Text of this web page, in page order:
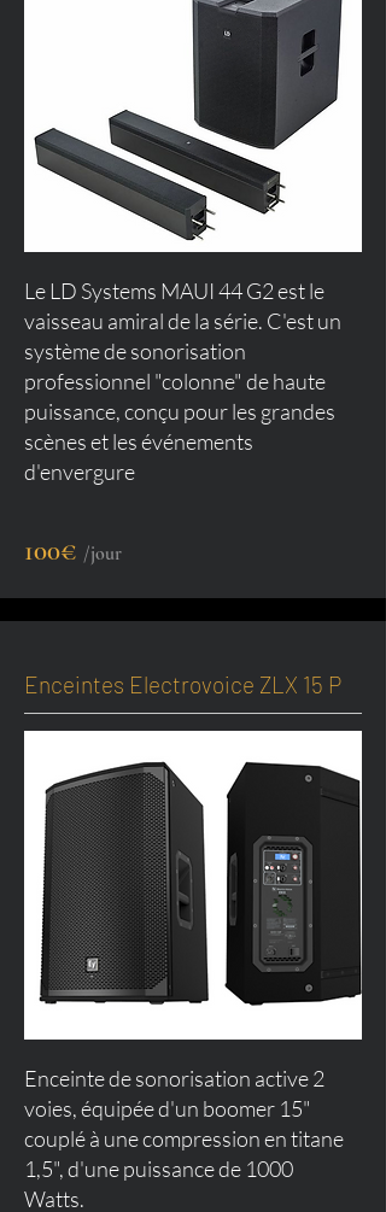
Le LD Systems MAUI 44 G2 est le
vaisseau amiral de la série. C'est un
système de sonorisation
professionnel "colonne" de haute
puissance, conçu pour les grandes
scènes et les événements
d'envergure
100€ /jour
Enceintes Electrovoice ZLX 15 P
Enceinte de sonorisation active 2
voies, équipée d'un boomer 15"
couplé à une compression en titane
1,5", d'une puissance de 1000
Watts.